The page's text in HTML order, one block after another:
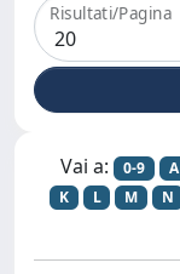
Risultati/Pagina
Vai a: 0-9 A
K
L M N